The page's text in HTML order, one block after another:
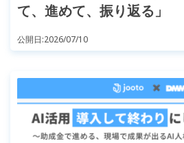
て、進めて、振り返る」
公開日:2026/07/10